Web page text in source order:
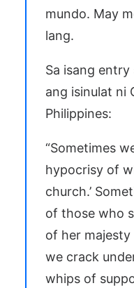
mundo. May
lang.
Sa isang
ang isinulat ni
Philippines:
“Sometimes
hypocrisy of
church.’
of those who
of her
we crack
whips of